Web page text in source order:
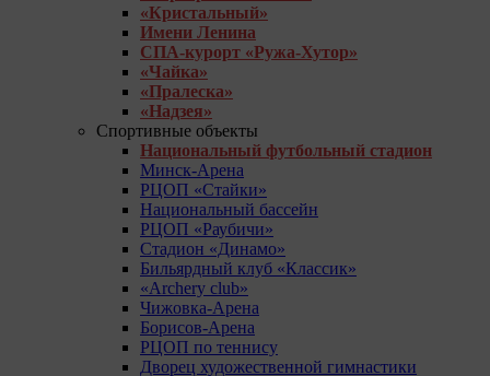
«Кристальный»
Имени Ленина
СПА-курорт «Ружа-Хутор»
«Чайка»
«Пралеска»
«Надзея»
Спортивные объекты
Национальный футбольный стадион
Минск-Арена
РЦОП «Стайки»
Национальный бассейн
РЦОП «Раубичи»
Стадион «Динамо»
Бильярдный клуб «Классик»
«Archery club»
Чижовка-Арена
Борисов-Арена
РЦОП по теннису
Дворец художественной гимнастики